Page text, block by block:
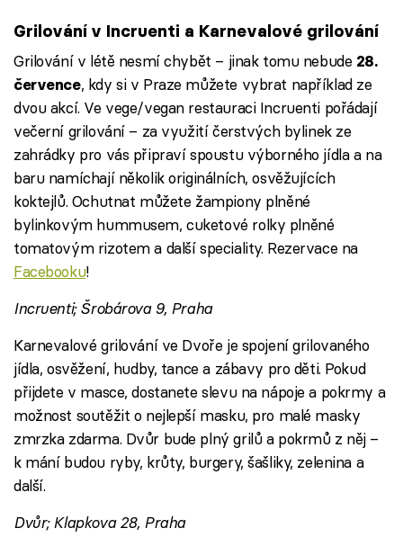
Grilování v Incruenti a Karnevalové grilování
Grilování v létě nesmí chybět – jinak tomu nebude28.
července, kdy si v Praze můžete vybrat například ze
dvou akcí. Ve vege/vegan restauraci Incruenti pořádají
večerní grilování – za využití čerstvých bylinek ze
zahrádky pro vás připraví spoustu výborného jídla a na
baru namíchají několik originálních, osvěžujících
koktejlů. Ochutnat můžete žampiony plněné
bylinkovým hummusem, cuketové rolky plněné
tomatovým rizotem a další speciality. Rezervace na
Facebooku!
Incruenti; Šrobárova 9, Praha
Karnevalové grilování ve Dvoře je spojení grilovaného
jídla, osvěžení, hudby, tance a zábavy pro děti. Pokud
přijdete v masce, dostanete slevu na nápoje a pokrmy a
možnost soutěžit o nejlepší masku, pro malé masky
zmrzka zdarma. Dvůr bude plný grilů a pokrmů z něj –
k mání budou ryby, krůty, burgery, šašliky, zelenina a
další.
Dvůr; Klapkova 28, Praha